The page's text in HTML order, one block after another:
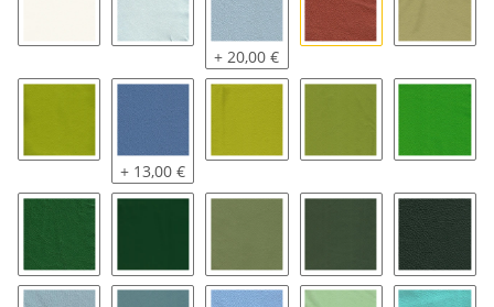
3000 - iceblau3050 - argentinienblau
+ 20,00 €
2050 - kiwi3550 - azur
+ 13,00 €
2250 - grasgrün2300 - türkisgrün2350 - linde 2400 - army 2450 -